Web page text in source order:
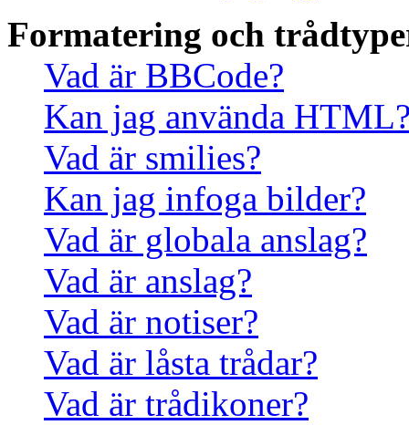
Formatering och
Vad är BBCode?
Kan jag använda
Vad är smilies?
Kan jag infoga bilder?
Vad är globala anslag?
Vad är anslag?
Vad är notiser?
Vad är låsta trådar?
Vad är trådikoner?